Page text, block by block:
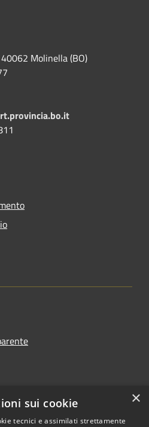
Molinella (BO)
×
sui cookie
tecnici e assimilati strettamente